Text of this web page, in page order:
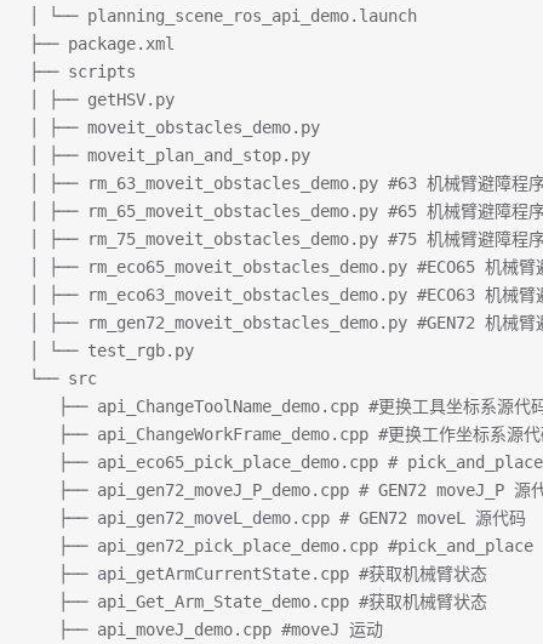
│ └── planning_scene_ros_api_demo.launch
├── package.xml
├── scripts
│ ├── getHSV.py
│ ├── moveit_obstacles_demo.py
│ ├── moveit_plan_and_stop.py
│ ├── rm_63_moveit_obstacles_demo.py #63 机械臂避障程
│ ├── rm_65_moveit_obstacles_demo.py #65 机械臂避障程
│ ├── rm_75_moveit_obstacles_demo.py #75 机械臂避障程
│ ├── rm_eco65_moveit_obstacles_demo.py #ECO65 机械臂
│ ├── rm_eco63_moveit_obstacles_demo.py #ECO63 机械臂
│ ├── rm_gen72_moveit_obstacles_demo.py #GEN72 机械臂
│ └── test_rgb.py
└── src
├── api_ChangeToolName_demo.cpp #更换工具坐标系源代
├── api_ChangeWorkFrame_demo.cpp #更换工作坐标系源代
├── api_eco65_pick_place_demo.cpp # pick_and_place
├── api_gen72_moveJ_P_demo.cpp # GEN72 moveJ_P 源
   ├── api_gen72_moveL_demo.cpp # GEN72 moveL 源代码
├── api_gen72_pick_place_demo.cpp #pick_and_place
   ├── api_getArmCurrentState.cpp #获取机械臂状态
   ├── api_Get_Arm_State_demo.cpp #获取机械臂状态
   ├── api_moveJ_demo.cpp #moveJ 运动